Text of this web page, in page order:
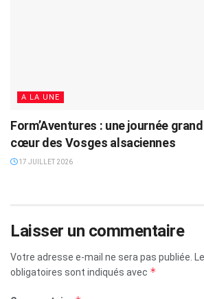
A LA UNE
Form’Aventures : une journée
cœur des Vosges alsaciennes
17 JUILLET 2026
Laisser un commentaire
Votre adresse e-mail ne sera pas publiée.
obligatoires sont indiqués avec *